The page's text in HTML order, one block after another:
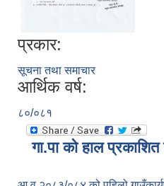
प्रकार:
सूचना तथा समाचार
आर्थिक वर्ष:
८०/०८१
गा.पा काे हाल प्रकाशित